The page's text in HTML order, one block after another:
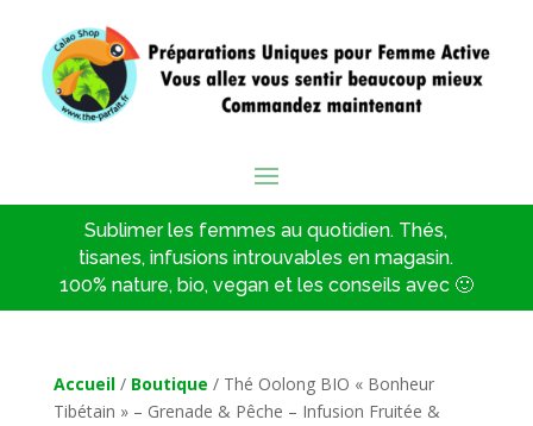
Sublimer les femmes au quotidien. Thés,
tisanes, infusions introuvables en magasin.
100% nature, bio, vegan et les conseils avec 🙂
Accueil/ Boutique / Thé Oolong BIO « Bonheur
Tibétain » – Grenade & Pêche – Infusion Fruitée &